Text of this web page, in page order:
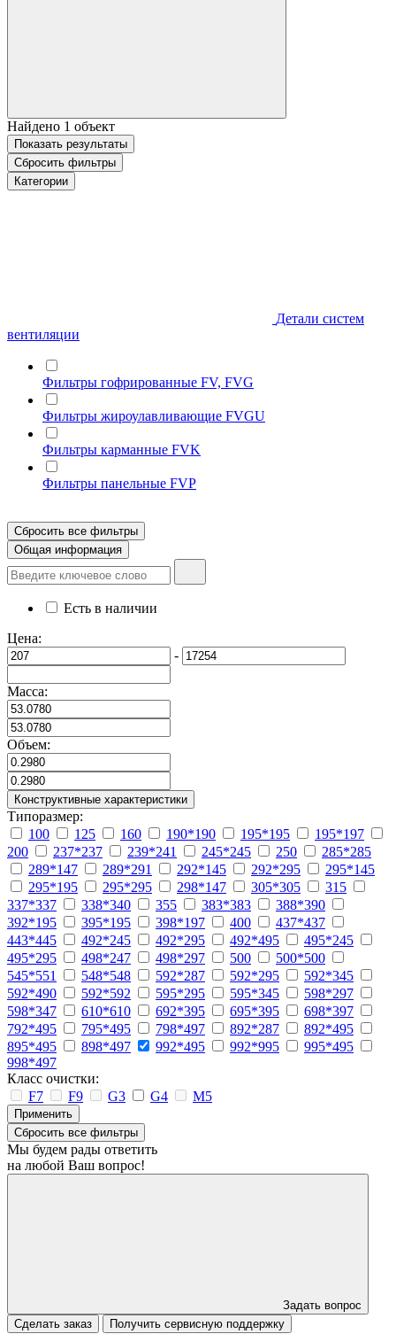
Найдено 1 объект
Показать результаты
Сбросить фильтры
Категории
Детали систем
вентиляции
Фильтры гофрированные FV, FVG
Фильтры жироулавливающие FVGU
Фильтры карманные FVK
Фильтры панельные FVP
Сбросить все фильтры
Общая информация
Есть в наличии
Цена:
-
Масса:
Объем:
Конструктивные характеристики
Типоразмер:
100
125 160 190*190 195*195
195*197
200
237*237 239*241 245*245 250
285*285
289*147
289*291 292*145 292*295
295*145
295*195
295*295 298*147 305*305
315
337*337
338*340 355 383*383
388*390
392*195
395*195 398*197 400
437*437
443*445
492*245 492*295 492*495
495*245
495*295
498*247 498*297 500
500*500
545*551
548*548 592*287 592*295
592*345
592*490
592*592 595*295 595*345
598*297
598*347
610*610 692*395 695*395
698*397
792*495
795*495 798*497 892*287
892*495
895*495
898*497 992*495 992*995
995*495
998*497
Класс очистки:
F7
F9 G3 G4 M5
Применить
Сбросить все фильтры
Мы будем рады ответить
на любой Ваш вопрос!
Задать вопрос
Сделать заказ
Получить сервисную поддержку